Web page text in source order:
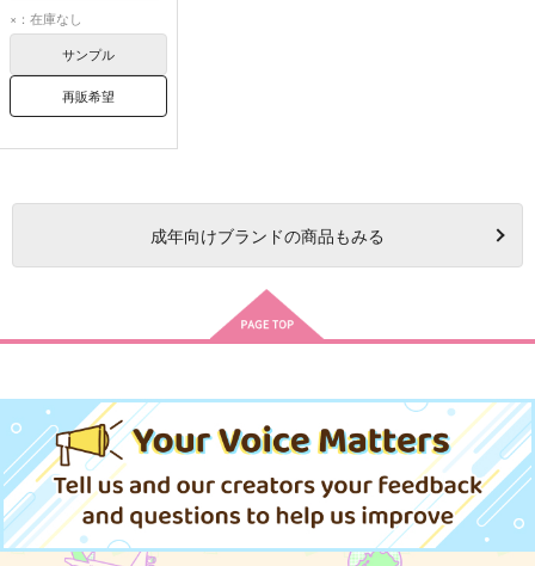
仁淀ユウヤ
吉野カズキ
×：在庫なし
サンプル
再販希望
成年向けブランドの商品もみる